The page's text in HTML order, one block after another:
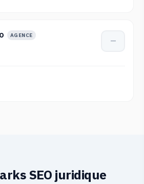
AGENCE
—
SEO juridique